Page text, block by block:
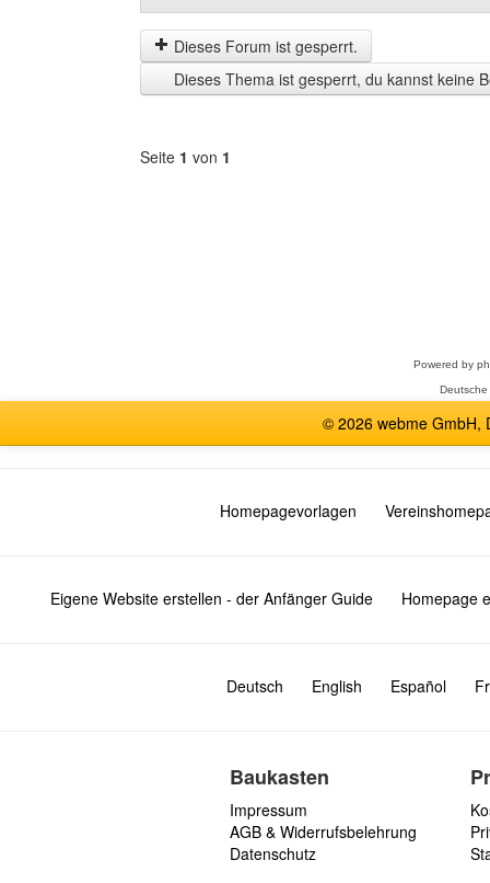
der
letzten
Zeit
anzeigen
by
Dieses Forum ist gesperrt.
Dieses Thema ist gesperrt, du kannst keine
Seite 1 von 1
Powered by
© 2026 webme GmbH,
Homepagevorlagen
Eigene Website erstellen - der Anfänger Guide Homepage
Deutsch English Español
Baukasten
Impressum
AGB & Widerrufsbelehrung
Datenschutz